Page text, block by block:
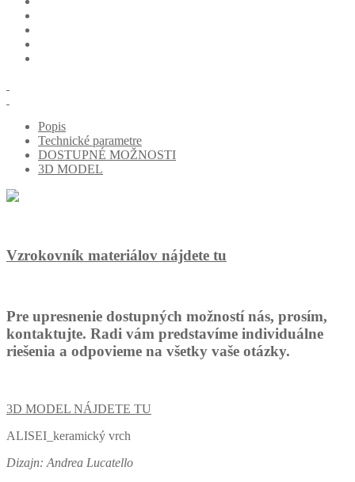
Popis
Technické parametre
DOSTUPNÉ MOŽNOSTI
3D MODEL
Vzrokovník materiálov nájdete tu
Pre upresnenie dostupných možností nás, prosím,
kontaktujte. Radi vám predstavíme individuálne
riešenia a odpovieme na všetky vaše otázky.
3D MODEL NÁJDETE TU
ALISEI_keramický vrch
Dizajn: Andrea Lucatello